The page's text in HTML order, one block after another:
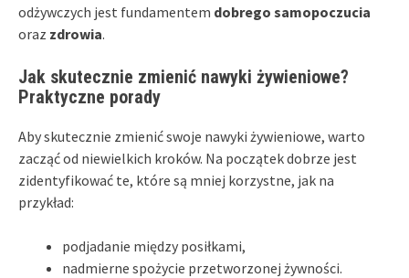
odżywczych jest fundamentem dobrego samopoczucia
oraz zdrowia.
Jak skutecznie zmienić nawyki żywieniowe?
Praktyczne porady
Aby skutecznie zmienić swoje nawyki żywieniowe, warto
zacząć od niewielkich kroków. Na początek dobrze jest
zidentyfikować te, które są mniej korzystne, jak na
przykład:
podjadanie między posiłkami,
nadmierne spożycie przetworzonej żywności.